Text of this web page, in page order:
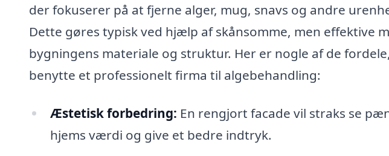
der fokuserer på at fjerne alger, mug, snavs og andre
Dette gøres typisk ved hjælp af skånsomme, men effektive
bygningens materiale og struktur. Her er nogle af de
benytte et professionelt firma til algebehandling:
Æstetisk forbedring: En rengjort facade vil straks se
hjems værdi og give et bedre indtryk.